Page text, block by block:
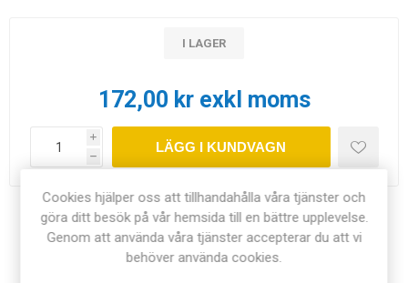
I LAGER
172,00 kr exkl moms
i
h
LÄGG I KUNDVAGN
Dela:
Cookies hjälper oss att tillhandahålla våra tjänster och
göra ditt besök på vår hemsida till en bättre upplevelse.
Genom att använda våra tjänster accepterar du att vi
behöver använda cookies.